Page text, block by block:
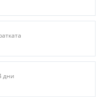
дни